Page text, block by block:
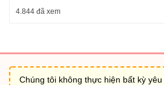
4.844 đã xem
Chúng tôi không thực hiện bất kỳ